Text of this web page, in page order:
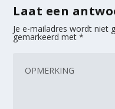
Laat een
Je e-mailadres wordt niet
gemarkeerd met*